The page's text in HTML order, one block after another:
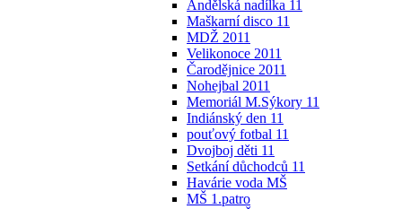
Andělská nadílka 11
Maškarní disco 11
MDŽ 2011
Velikonoce 2011
Čarodějnice 2011
Nohejbal 2011
Memoriál M.Sýkory 11
Indiánský den 11
pouťový fotbal 11
Dvojboj děti 11
Setkání důchodců 11
Havárie voda MŠ
MŠ 1.patro